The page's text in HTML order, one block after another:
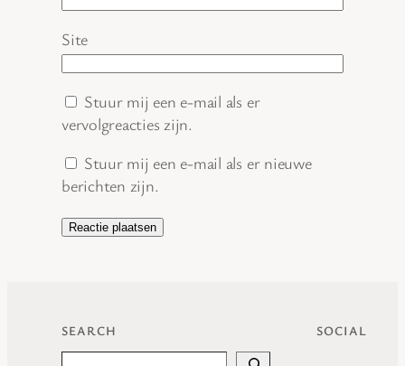
Site
Stuur mij een e-mail als er
vervolgreacties zijn.
Stuur mij een e-mail als er nieuwe
berichten zijn.
SEARCH SOCIAL